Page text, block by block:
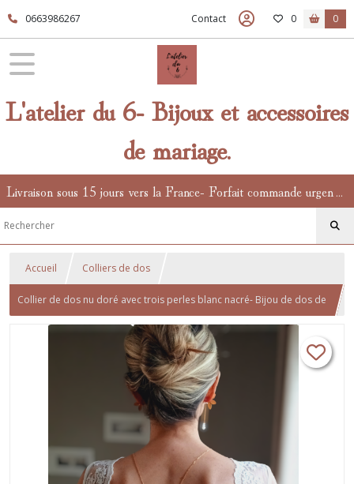
0663986267 Contact 0 0
L'atelier du 6- Bijoux et accessoires
de mariage.
Livraison sous 15 jours vers la France- Forfait commande urgente en supplément.
Accueil Colliers de dos
Collier de dos nu doré avec trois perles blanc nacré- Bijou de dos de
mariée robe dos nu- bijou de mariage chic, tendance et minimaliste.